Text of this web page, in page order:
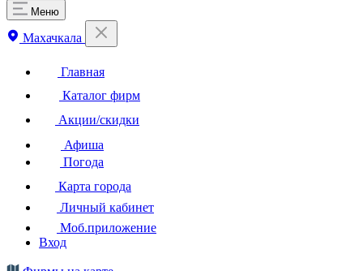
Меню
Махачкала
Главная
Каталог фирм
Акции/скидки
Афиша
Погода
Карта города
Личный кабинет
Моб.приложение
Вход